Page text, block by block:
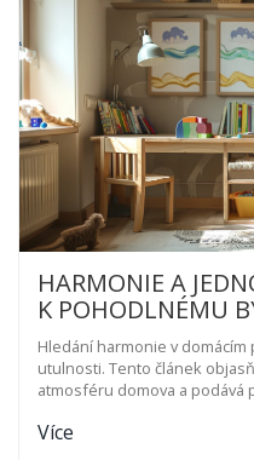
HARMONIE A
K POHODLNÉMU
Hledání harmonie v
utulnosti. Tento článek
atmosféru domova a podává
Více